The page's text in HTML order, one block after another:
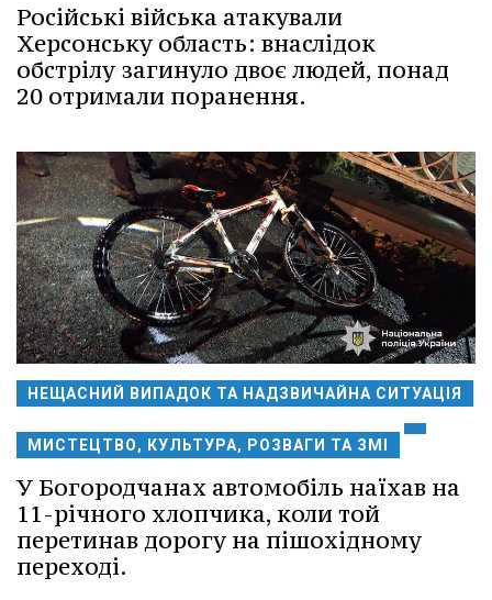
Російські війська атакували
Херсонську область: внаслідок
обстрілу загинуло двоє людей, понад
20 отримали поранення.
НЕЩАСНИЙ ВИПАДОК ТА НАДЗВИЧАЙНА СИТУАЦІЯ
МИСТЕЦТВО, КУЛЬТУРА, РОЗВАГИ ТА ЗМІ
У Богородчанах автомобіль наїхав на
11-річного хлопчика, коли той
перетинав дорогу на пішохідному
переході.